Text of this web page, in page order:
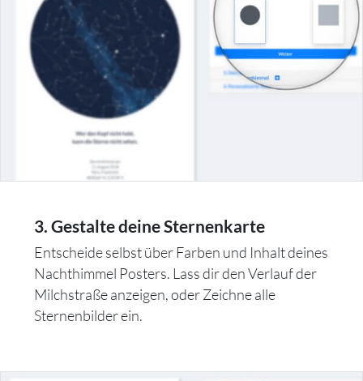
3. Gestalte deine Sternenkarte
Entscheide selbst über Farben und Inhalt deines
Nachthimmel Posters. Lass dir den Verlauf der
Milchstraße anzeigen, oder Zeichne alle
Sternenbilder ein.